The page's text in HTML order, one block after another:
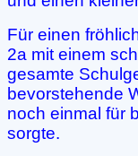
Für einen
2a mit einem
gesamte
bevorstehende
noch einmal für
sorgte.